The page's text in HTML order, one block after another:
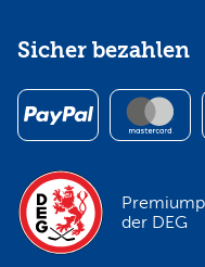
Sicher bezahlen
der DEG